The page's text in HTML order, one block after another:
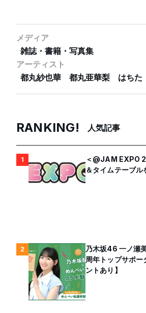
メディア
雑誌・書籍・写真集
アーティスト
都丸紗也華
都丸亜華梨 はちた
RANKING! 人気記事
1
＜@JAM EXPO
＆タイムテーブル
2
乃木坂46 一ノ瀬
周年トップサポー
ントあり】